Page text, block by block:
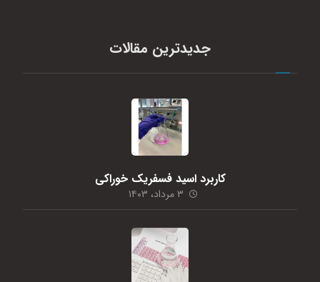
جدیدترین مقالات
کاربرد اسید فسفریک خوراکی
۳ مرداد، ۱۴۰۳